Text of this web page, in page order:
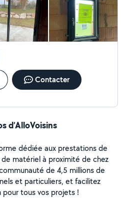
Contacter
d’AlloVoisins
dédiée aux prestations de
matériel à proximité de chez
de 4,5 millions de
et particuliers, et facilitez
tous vos projets !